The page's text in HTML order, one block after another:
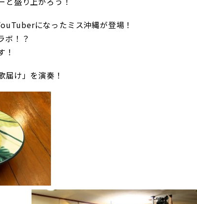
になったミス沖縄が登場！
ボ！？
！
届け」を演奏！